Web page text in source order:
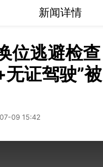
新闻详情
位逃避检
证驾驶”
09 15:42